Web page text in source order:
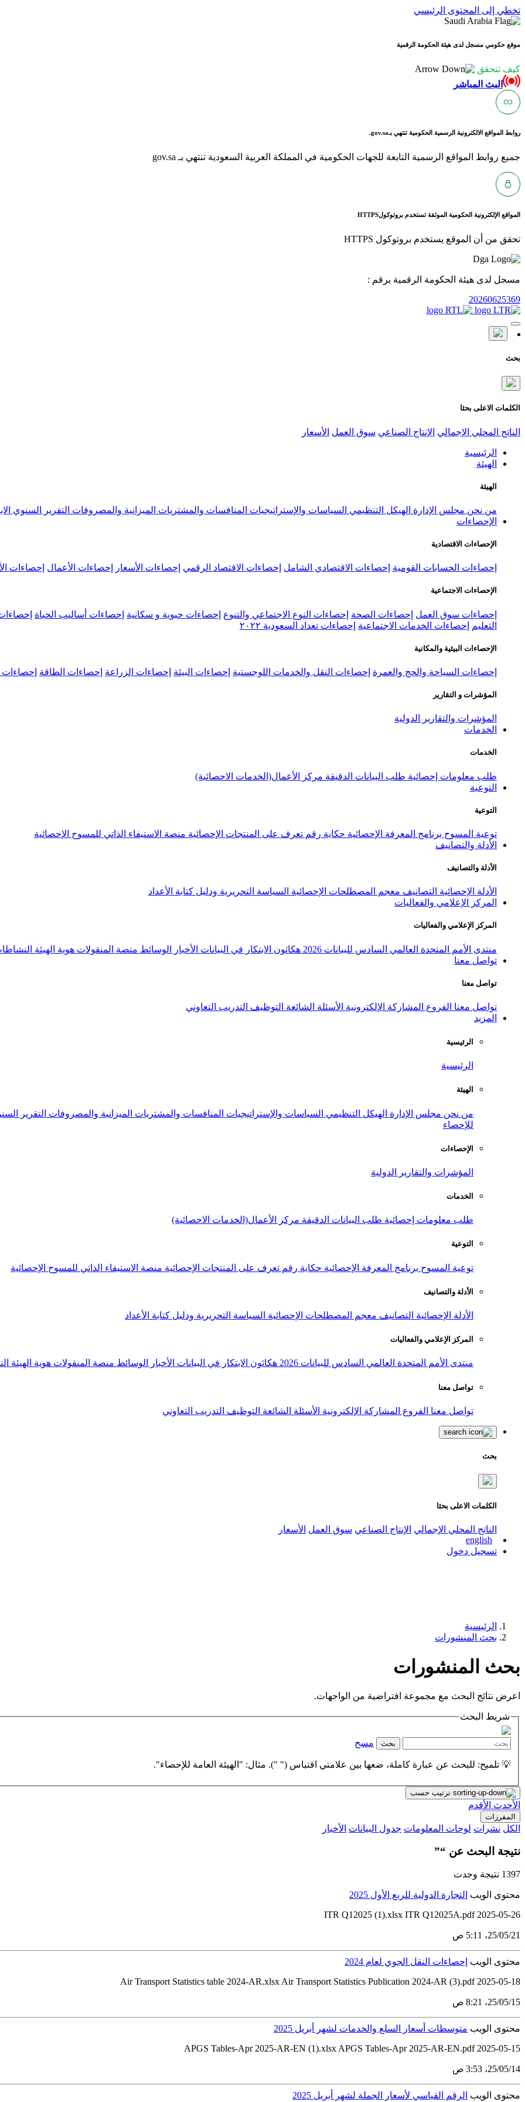
تخطي إلى المحتوى الرئيسي
موقع حكومي مسجل لدى هيئة الحكومة الرقمية
كيف تتحقق
البث المباشر
روابط المواقع الالكترونية الرسمية الحكومية تنتهي بـgov.sa.
جميع روابط المواقع الرسمية التابعة للجهات الحكومية في المملكة العربية السعودية تنتهي بـ gov.sa
المواقع الإلكترونية الحكومية الموثقة تستخدم بروتوكولHTTPS
تحقق من أن الموقع يستخدم بروتوكول HTTPS
مسجل لدى هيئة الحكومة الرقمية برقم :
20260625369
بحث
الكلمات الاعلى بحثا
الناتج المحلي الإجمالي الإنتاج الصناعي سوق العمل الأسعار
الرئيسية
الهيئة
الهيئة
من نحن مجلس الإدارة الهيكل التنظيمي السياسات والإستراتيجيات المنافسات والمشتريات الميزانية والمصروفات التقرير السنوي
الإحصاءات
الإحصاءات الاقتصادية
إحصاءات الحسابات القومية إحصاءات الاقتصادي الشامل إحصاءات الاقتصاد الرقمي إحصاءات الأسعار إحصاءات الأعمال إحصاءات
الإحصاءات الاجتماعية
إحصاءات سوق العمل إحصاءات الصحة إحصاءات النوع الاجتماعي والتنوع إحصاءات حيوية و سكانية إحصاءات أساليب الحياة
التعليم
إحصاءات الخدمات الاجتماعية إحصاءات تعداد السعودية ٢٠٢٢
الإحصاءات البيئية والمكانية
إحصاءات السياحة والحج والعمرة إحصاءات النقل والخدمات اللوجستية إحصاءات البيئة إحصاءات الزراعة إحصاءات الطاقة إحصاءات
المؤشرات و التقارير
المؤشرات والتقارير الدولية
الخدمات
الخدمات
طلب معلومات إحصائية طلب البيانات الدقيقة مركز الأعمال(الخدمات الاحصائية)
التوعية
التوعية
توعية المسوح برنامج المعرفة الإحصائية حكاية رقم تعرف على المنتجات الإحصائية منصة الاستيفاء الذاتي للمسوح الإحصائية
الأدلة والتصانيف
الأدلة والتصانيف
الأدلة الإحصائية التصانيف معجم المصطلحات الإحصائية السياسة التحريرية ودليل كتابة الأعداد
المركز الإعلامي والفعاليات
المركز الإعلامي والفعاليات
منتدى الأمم المتحدة العالمي السادس للبيانات 2026 هكاثون الابتكار في البيانات الأخبار الوسائط منصة المنقولات هوية الهيئة
تواصل معنا
تواصل معنا
تواصل معنا الفروع المشاركة الإلكترونية الأسئلة الشائعة التوظيف التدريب التعاوني
المزيد
الرئيسية
الرئيسية
الهيئة
من نحن مجلس الإدارة الهيكل التنظيمي السياسات والإستراتيجيات المنافسات والمشتريات الميزانية والمصروفات التقرير
للإحصاء
الإحصاءات
المؤشرات والتقارير الدولية
الخدمات
طلب معلومات إحصائية طلب البيانات الدقيقة مركز الأعمال(الخدمات الاحصائية)
التوعية
توعية المسوح برنامج المعرفة الإحصائية حكاية رقم تعرف على المنتجات الإحصائية منصة الاستيفاء الذاتي للمسوح الإحصائية
الأدلة والتصانيف
الأدلة الإحصائية التصانيف معجم المصطلحات الإحصائية السياسة التحريرية ودليل كتابة الأعداد
المركز الإعلامي والفعاليات
منتدى الأمم المتحدة العالمي السادس للبيانات 2026 هكاثون الابتكار في البيانات الأخبار الوسائط منصة المنقولات هوية الهيئة
تواصل معنا
تواصل معنا الفروع المشاركة الإلكترونية الأسئلة الشائعة التوظيف التدريب التعاوني
بحث
الكلمات الاعلى بحثا
الناتج المحلي الإجمالي الإنتاج الصناعي سوق العمل الأسعار
english
تسجيل دخول
الرئيسية
بحث المنشورات
بحث المنشورات
اعرض نتائج البحث مع مجموعة افتراضية من الواجهات.
شريط البحث
بحث مسح
💡 تلميح: للبحث عن عبارة كاملة، ضعها بين علامتي اقتباس (" "). مثال: "الهيئة العامة للإحصاء".
ترتيب حسب
الأحدث الأقدم
المفرزات
الكل نشرات لوحات المعلومات جدول البيانات الأخبار
نتيجة البحث عن “”
1397 نتيجة وجدت
محتوى الويب التجارة الدولية للربع الأول 2025
ITR Q12025 (1).xlsx ITR Q12025A.pdf 2025-05-26
21‏/05‏/25، 5:11 ص
محتوى الويب إحصاءات النقل الجوي لعام 2024
Air Transport Statistics table 2024-AR.xlsx Air Transport Statistics Publication 2024-AR (3).pdf 2025-05-18
15‏/05‏/25، 8:21 ص
محتوى الويب متوسطات أسعار السلع والخدمات لشهر أبريل 2025
APGS Tables-Apr 2025-AR-EN (1).xlsx APGS Tables-Apr 2025-AR-EN.pdf 2025-05-15
14‏/05‏/25، 3:53 ص
محتوى الويب الرقم القياسي لأسعار الجملة لشهر أبريل 2025